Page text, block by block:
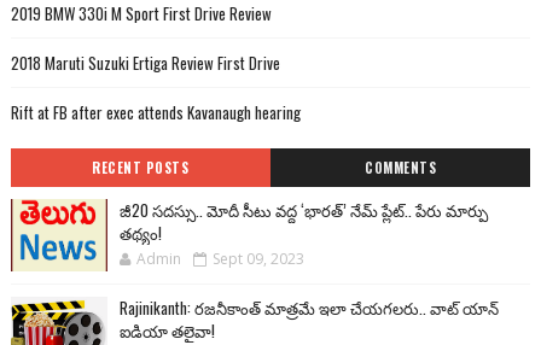
2019 BMW 330i M Sport First Drive Review
2018 Maruti Suzuki Ertiga Review First Drive
Rift at FB after exec attends Kavanaugh hearing
RECENT POSTS COMMENTS
జీ20 సదస్సు.. మోదీ సీటు వద్ద ‘భారత్’ నేమ్ ప్లేట్‌.. పేరు మార్పు
తథ్యం!
Admin Sept 09, 2023
Rajinikanth: రజనీకాంత్ మాత్రమే ఇలా చేయగలరు.. వాట్ యాన్
ఐడియా తలైవా!